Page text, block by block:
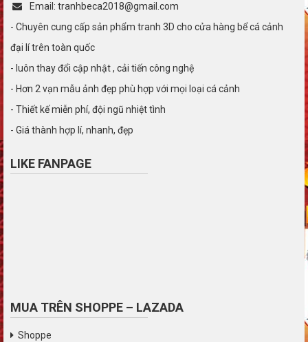
Email: tranhbeca2018@gmail.com
- Chuyên cung cấp sản phẩm tranh 3D cho cửa hàng bể cá cảnh
đại lí trên toàn quốc
- luôn thay đổi cập nhật , cải tiến công nghệ
- Hơn 2 vạn mẫu ảnh đẹp phù hợp với mọi loại cá cảnh
- Thiết kế miễn phí, đội ngũ nhiệt tình
- Giá thành hợp lí, nhanh, đẹp
LIKE FANPAGE
MUA TRÊN SHOPPE – LAZADA
Shoppe